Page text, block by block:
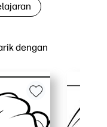
dengan